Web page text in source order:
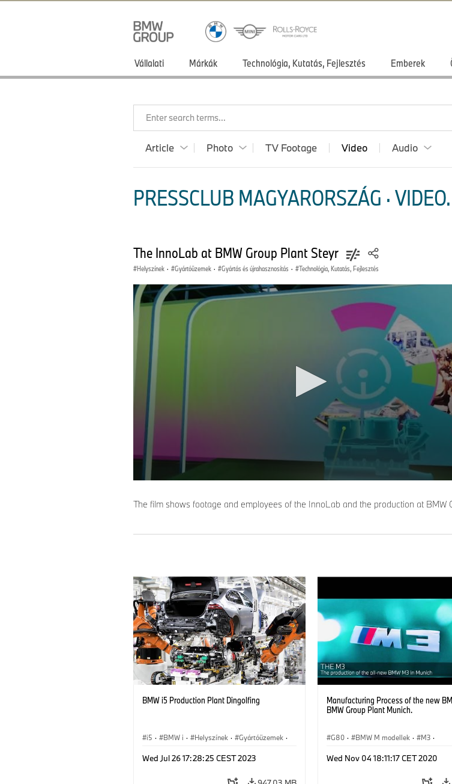
Vállalati Márkák Technológia, Kutatás, Fejlesztés Emberek
Enter search terms...
Article Photo TV Footage Video Audio
PRESSCLUB MAGYARORSZÁG · VIDEO.
The InnoLab at BMW Group Plant Steyr
Helyszínek · Gyártóüzemek · Gyártás és újrahasznosítás · Technológia, Kutatás, Fejlesztés
of
90%
The film shows footage and employees of the InnoLab and the production at BMW
BMW i5 Production Plant Dingolfing
i5 · BMW i · Helyszínek · Gyártóüzemek ·
Wed Jul 26 17:28:25 CEST 2023
Manufacturing Process of the new
BMW Group Plant Munich.
G80 · BMW M modellek · M3 ·
Wed Nov 04 18:11:17 CET 2020